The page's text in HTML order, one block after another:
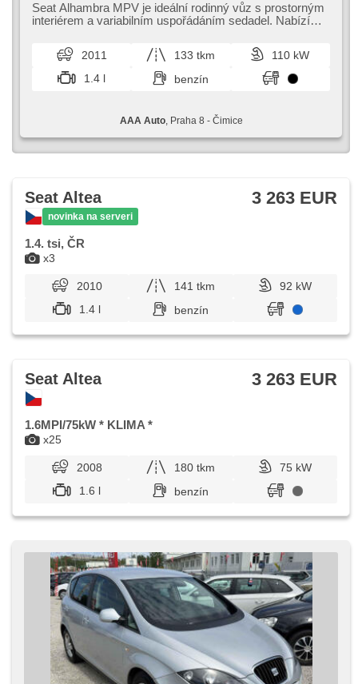
v pneumatikách, parkovací asistent, posilňovač riadenia,
el. okná, strešný nosič, autorádio, manuálna prevodovka
Seat Alhambra MPV je ideální rodinný vůz s prostorným
interiérem a variabilním uspořádáním sedadel. Nabízí
2011 133 tkm
110 kW
1.4 l
benzín
AAA Auto, Praha 8 - Čimice
x3
Seat Altea
novinka na serveri
3 263 EUR
1.4. tsi, ČR
2010 141 tkm
92 kW
1.4 l
benzín
x25
Seat Altea 3 263 EUR
1.6MPI/75kW * KLIMA *
2008 180 tkm
75 kW
1.6 l
benzín